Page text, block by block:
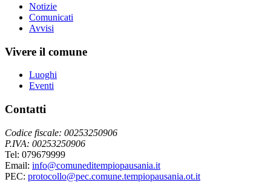
Notizie
Comunicati
Avvisi
Vivere il comune
Luoghi
Eventi
Contatti
Codice fiscale: 00253250906
P.IVA: 00253250906
Tel: 079679999
Email: info@comuneditempiopausania.it
PEC: protocollo@pec.comune.tempiopausania.ot.it